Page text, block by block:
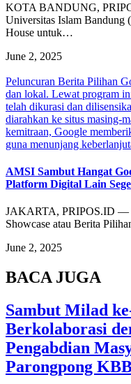
KOTA BANDUNG,
Universitas Islam Bandung
House untuk…
June 2, 2025
Peluncuran Berita Pilihan
dan lokal. Lewat program
telah dikurasi dan
diarahkan ke situs masing-
kemitraan, Google
guna menunjang
AMSI Sambut Hangat
Platform Digital Lain
JAKARTA, PRIPOS.ID —
Showcase atau Berita
June 2, 2025
BACA JUGA
Sambut Milad
Berkolaborasi
Pengabdian
Parongpong